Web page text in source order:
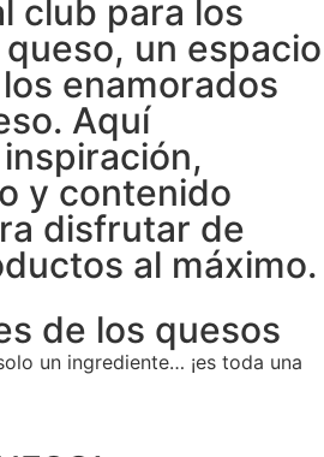
club para los
un espacio
enamorados
Aquí
y contenido
disfrutar de
al máximo.
de los quesos
un ingrediente… ¡es toda una